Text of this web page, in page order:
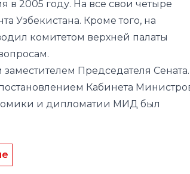
Председателя Сената.
Кабинета Министров
и дипломатии МИД был